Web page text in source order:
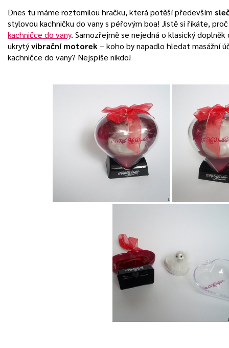
Dnes tu máme roztomilou hračku, která potěší především
stylovou kachničku do vany s péřovým boa! Jistě si říkáte,
kachničce do vany. Samozřejmě se nejedná o klasický
ukrytývibrační motorek – koho by napadlo hledat masážní
kachničce do vany? Nejspíše nikdo!